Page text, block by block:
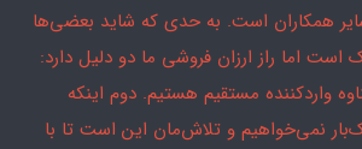
همکاران است. به حدی که شاید بعضی‌ها
است اما راز ارزان فروشی ما دو دلیل دارد:
واردکننده مستقیم هستیم. دوم اینکه
نمی‌خواهیم و تلاش‌مان این است تا با